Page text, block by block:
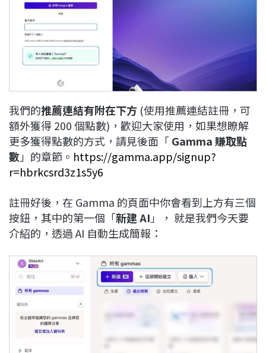
我們的推薦連結有附在下方 (使用推薦連結註冊，可
額外獲得 200 個點數)，歡迎大家使用，如果想瞭解
更多獲得點數的方式，請見後面「Gamma 賺取點
數 」的章節。 https://gamma.app/signup?
r=hbrkcsrd3z1s5y6
註冊好後，在 Gamma 的頁面中你會看到上方有三個
按鈕，其中的第一個「新建 AI 」， 就是我們今天要
介紹的，透過 AI 自動生成簡報：